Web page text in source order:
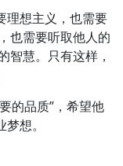
理想主义，也需要
也需要听取他人的
智慧。只有这样，
的品质”，希望他
想。